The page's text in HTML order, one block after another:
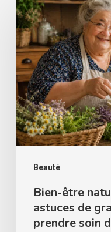
Beauté
être
naturel
:
les
meilleures
astuces
de
grand-
mère
pour
prendre
Bien-être
astuces de
prendre soin